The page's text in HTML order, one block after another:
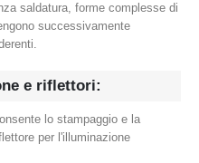
saldatura, forme complesse di
successivamente
e riflettori:
lo stampaggio e la
per l'illuminazione